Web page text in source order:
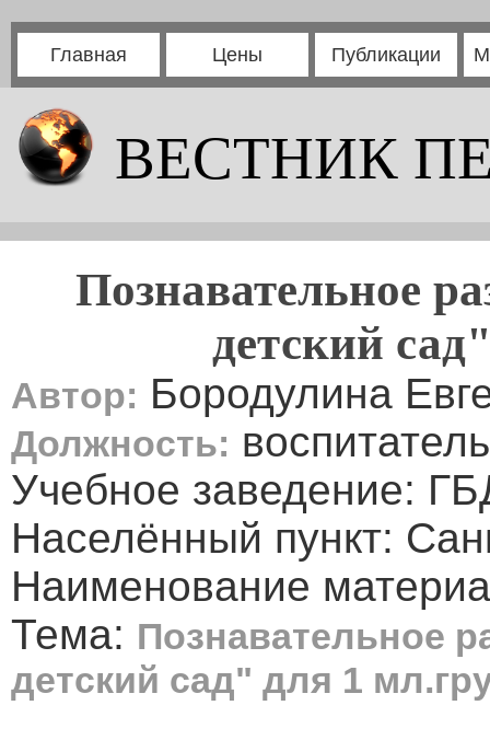
Главная Цены Публикации
ВЕСТНИК
Познавательное
детский
Автор: Бородулина
Должность: воспитатель
Учебное заведение:
Населённый пункт:
Наименование
Тема: Познавательное
детский сад" для 1